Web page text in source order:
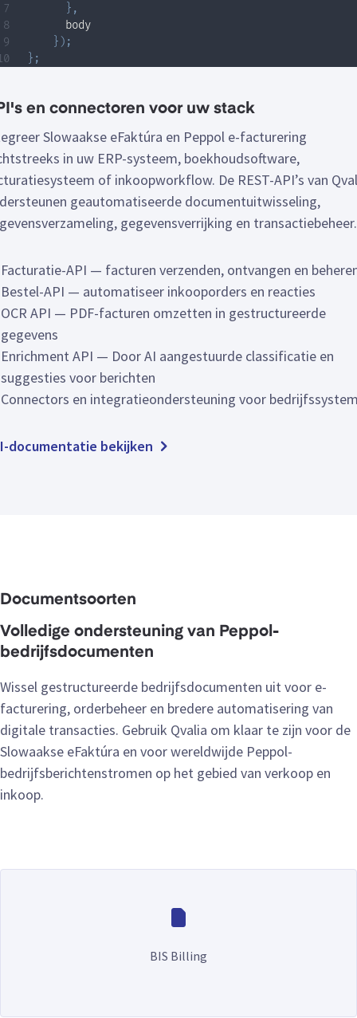
} ,
      body
} ) ;
} ;
en connectoren voor uw stack
Slowaakse eFaktúra en Peppol e-facturering
in uw ERP-systeem, boekhoudsoftware,
of inkoopworkflow. De REST-API’s van
geautomatiseerde documentuitwisseling,
gegevensverrijking en transactiebeheer.
Facturatie-API — facturen verzenden, ontvangen en
Bestel-API — automatiseer inkooporders en reacties
OCR API — PDF-facturen omzetten in gestructureerde
gegevens
Enrichment API — Door AI aangestuurde classificatie en
suggesties voor berichten
Connectors en integratieondersteuning voor
documentatie bekijken
Documentsoorten
Volledige ondersteuning van Peppol-
bedrijfsdocumenten
Wissel gestructureerde bedrijfsdocumenten uit voor e-
facturering, orderbeheer en bredere automatisering van
digitale transacties. Gebruik Qvalia om klaar te zijn voor de
Slowaakse eFaktúra en voor wereldwijde Peppol-
bedrijfsberichtenstromen op het gebied van verkoop en
inkoop.
BIS Billing